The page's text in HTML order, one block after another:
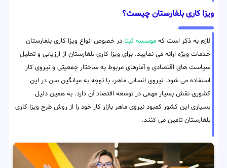
ویزا کاری بلغارستان چیست؟
لازم به ذکر است که موسسه ثبتا در خصوص انواع ویزا کاری بلغارستان
خدمات ویژه ارائه می نمایید. برای ویزا کاری بلغارستان از ارزیابی و تحلیل
سیاست های اقتصادی و آمارهای مربوط به ساختار جمعیتی و نیروی کار
استفاده می شود. نیروی انسانی ماهر، با توجه به میانگین سن در این
کشوری نقش بسیار مهمی در توسعه اقتصاد آن دارد. به همین دلیل
بسیاری این کشور کمبود نیروی ماهر بازار کار خود را از روش طرح ویزا کاری
بلغارستان تامین می کنند.